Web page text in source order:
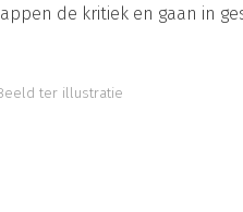
de kritiek en gaan in
ter illustratie